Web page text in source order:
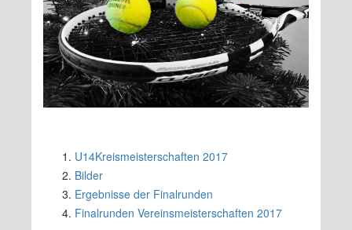
U14Kreismeisterschaften 2017
Bilder
Ergebnisse der Finalrunden
Finalrunden Vereinsmeisterschaften 2017